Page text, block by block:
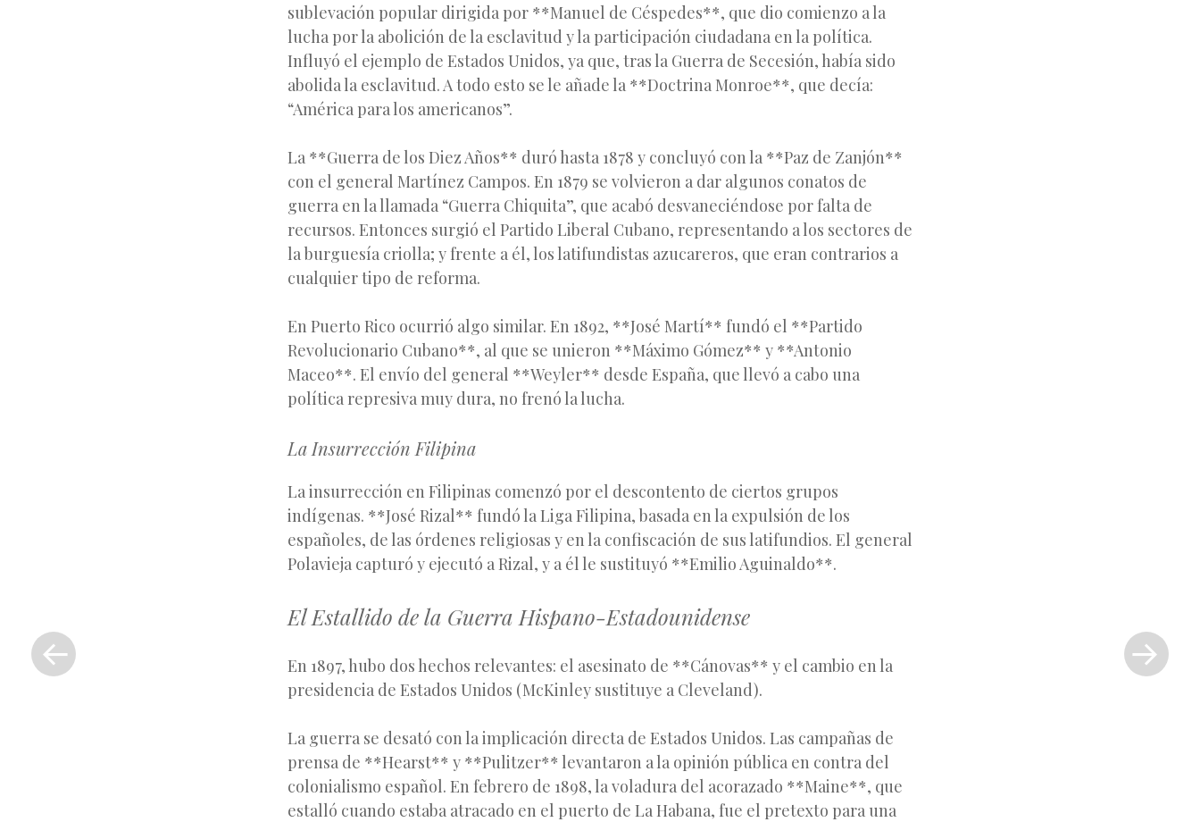
sublevación popular dirigida por **Manuel de Céspedes**, que dio comienzo a la
lucha por la abolición de la esclavitud y la participación ciudadana en la política.
Influyó el ejemplo de Estados Unidos, ya que, tras la Guerra de Secesión, había sido
abolida la esclavitud. A todo esto se le añade la **Doctrina Monroe**, que decía:
“América para los americanos”.
La **Guerra de los Diez Años** duró hasta 1878 y concluyó con la **Paz de Zanjón**
con el general Martínez Campos. En 1879 se volvieron a dar algunos conatos de
guerra en la llamada “Guerra Chiquita”, que acabó desvaneciéndose por falta de
recursos. Entonces surgió el Partido Liberal Cubano, representando a los sectores de
la burguesía criolla; y frente a él, los latifundistas azucareros, que eran contrarios a
cualquier tipo de reforma.
En Puerto Rico ocurrió algo similar. En 1892, **José Martí** fundó el **Partido
Revolucionario Cubano**, al que se unieron **Máximo Gómez** y **Antonio
Maceo**. El envío del general **Weyler** desde España, que llevó a cabo una
política represiva muy dura, no frenó la lucha.
La Insurrección Filipina
La insurrección en Filipinas comenzó por el descontento de ciertos grupos
indígenas. **José Rizal** fundó la Liga Filipina, basada en la expulsión de los
españoles, de las órdenes religiosas y en la confiscación de sus latifundios. El general
Polavieja capturó y ejecutó a Rizal, y a él le sustituyó **Emilio Aguinaldo**.
El Estallido de la Guerra Hispano-Estadounidense
En 1897, hubo dos hechos relevantes: el asesinato de **Cánovas** y el cambio en la
presidencia de Estados Unidos (McKinley sustituye a Cleveland).
La guerra se desató con la implicación directa de Estados Unidos. Las campañas de
prensa de **Hearst** y **Pulitzer** levantaron a la opinión pública en contra del
colonialismo español. En febrero de 1898, la voladura del acorazado **Maine**, que
estalló cuando estaba atracado en el puerto de La Habana, fue el pretexto para una
Entrada
anterior
entrada